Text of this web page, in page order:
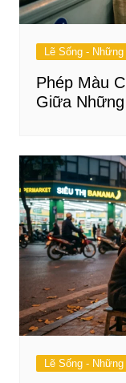
Lẽ Sống -
Phép Màu
Giữa
Lẽ Sống -